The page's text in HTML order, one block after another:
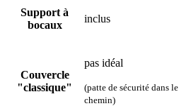
Support à
bocaux
inclus
Couvercle
"classique"
pas idéal
(patte de sécurité dans le
chemin)